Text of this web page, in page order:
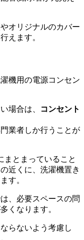
オリジナルのカバー
えます。
機用の電源コンセン
場合は、
コンセント
業者しか行うことが
まとまっていること
近くに、洗濯機置き
す。
、必要スペースの問
くなります。
らないよう考慮し